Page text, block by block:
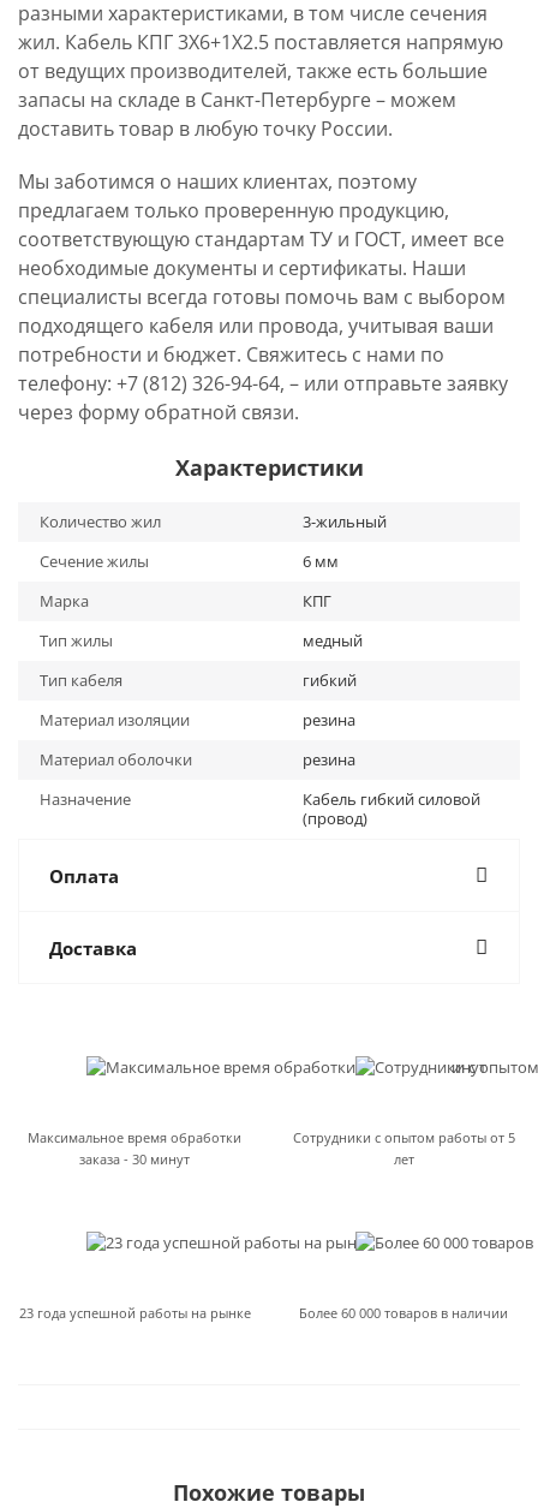
разными характеристиками, в том числе сечения
жил. Кабель КПГ 3Х6+1Х2.5 поставляется напрямую
от ведущих производителей, также есть большие
запасы на складе в Санкт-Петербурге – можем
доставить товар в любую точку России.
Мы заботимся о наших клиентах, поэтому
предлагаем только проверенную продукцию,
соответствующую стандартам ТУ и ГОСТ, имеет все
необходимые документы и сертификаты. Наши
специалисты всегда готовы помочь вам с выбором
подходящего кабеля или провода, учитывая ваши
потребности и бюджет. Свяжитесь с нами по
телефону: +7 (812) 326-94-64, – или отправьте заявку
через форму обратной связи.
Характеристики
Количество жил
3-жильный
Сечение жилы
6 мм
Марка
КПГ
Тип жилы
медный
Тип кабеля
гибкий
Материал изоляции
резина
Материал оболочки
резина
Назначение
Кабель гибкий силовой
(провод)
Оплата
Доставка
Максимальное время обработки
заказа - 30 минут
Сотрудники с опытом работы от 5
лет
23 года успешной работы на рынке Более 60 000 товаров в наличии
Похожие товары